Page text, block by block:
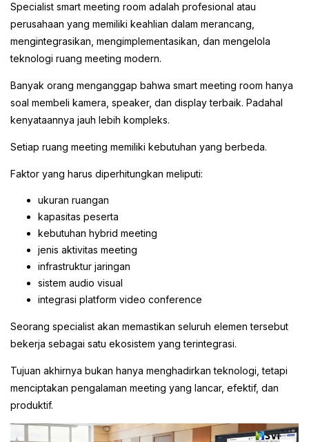
Specialist smart meeting room adalah profesional atau
perusahaan yang memiliki keahlian dalam merancang,
mengintegrasikan, mengimplementasikan, dan mengelola
teknologi ruang meeting modern.
Banyak orang menganggap bahwa smart meeting room hanya
soal membeli kamera, speaker, dan display terbaik. Padahal
kenyataannya jauh lebih kompleks.
Setiap ruang meeting memiliki kebutuhan yang berbeda.
Faktor yang harus diperhitungkan meliputi:
ukuran ruangan
kapasitas peserta
kebutuhan hybrid meeting
jenis aktivitas meeting
infrastruktur jaringan
sistem audio visual
integrasi platform video conference
Seorang specialist akan memastikan seluruh elemen tersebut
bekerja sebagai satu ekosistem yang terintegrasi.
Tujuan akhirnya bukan hanya menghadirkan teknologi, tetapi
menciptakan pengalaman meeting yang lancar, efektif, dan
produktif.